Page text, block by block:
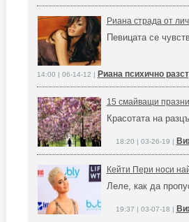
Риана страда от
Певицата се
14:00 | 06-14-12 | Риана психично
15 смайващи
Красотата на
18:20 | 03-26-19 |
Кейти Пери носи
Леле, как да
19:37 | 03-07-18 |